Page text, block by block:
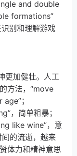
and double
formations”
别和理解游戏
更加健壮。人工
方法，“move
；
，简单粗暴；
like wine”，意
的流逝，越来
体力和精神意思